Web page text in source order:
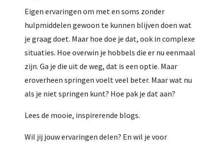
Eigen ervaringen om met en soms zonder
hulpmiddelen gewoon te kunnen blijven doen wat
je graag doet. Maar hoe doe je dat, ook in complexe
situaties. Hoe overwin je hobbels die er nu eenmaal
zijn. Ga je die uit de weg, dat is een optie. Maar
eroverheen springen voelt veel beter. Maar wat nu
als je niet springen kunt? Hoe pak je dat aan?
Lees de mooie, inspirerende blogs.
Wil jij jouw ervaringen delen? En wil je voor